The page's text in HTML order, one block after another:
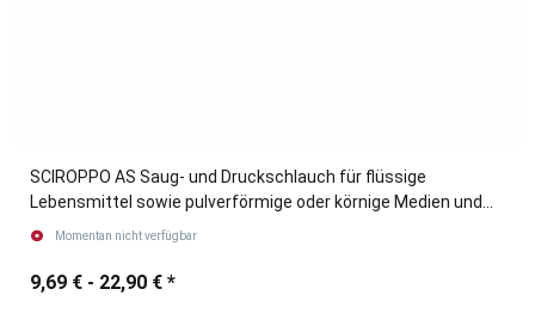
SCIROPPO AS Saug- und Druckschlauch für flüssige
Lebensmittel sowie pulverförmige oder körnige Medien und
Holz-Pellets
Momentan nicht verfügbar
9,69 € - 22,90 € *